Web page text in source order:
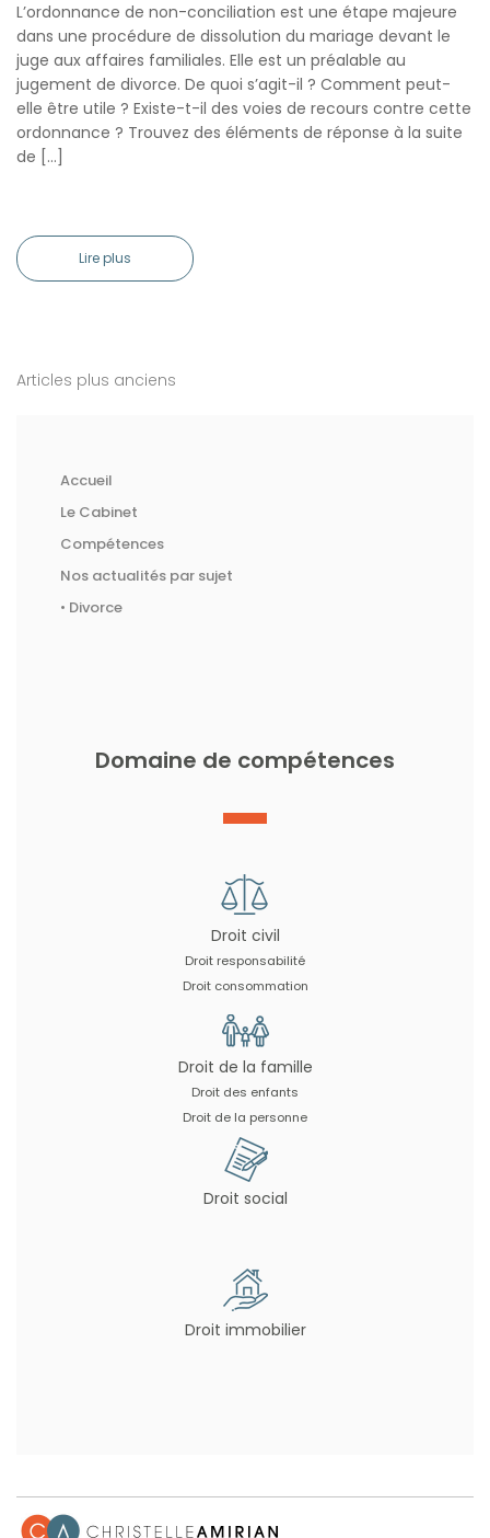
L’ordonnance de non-conciliation est une étape majeure
dans une procédure de dissolution du mariage devant le
juge aux affaires familiales. Elle est un préalable au
jugement de divorce. De quoi s’agit-il ? Comment peut-
elle être utile ? Existe-t-il des voies de recours contre cette
ordonnance ? Trouvez des éléments de réponse à la suite
de […]
Lire plus
Articles plus anciens
Accueil
Le Cabinet
Compétences
Nos actualités par sujet
• Divorce
Domaine de compétences
Droit civil
Droit responsabilité
Droit consommation
Droit de la famille
Droit des enfants
Droit de la personne
Droit social
Droit immobilier